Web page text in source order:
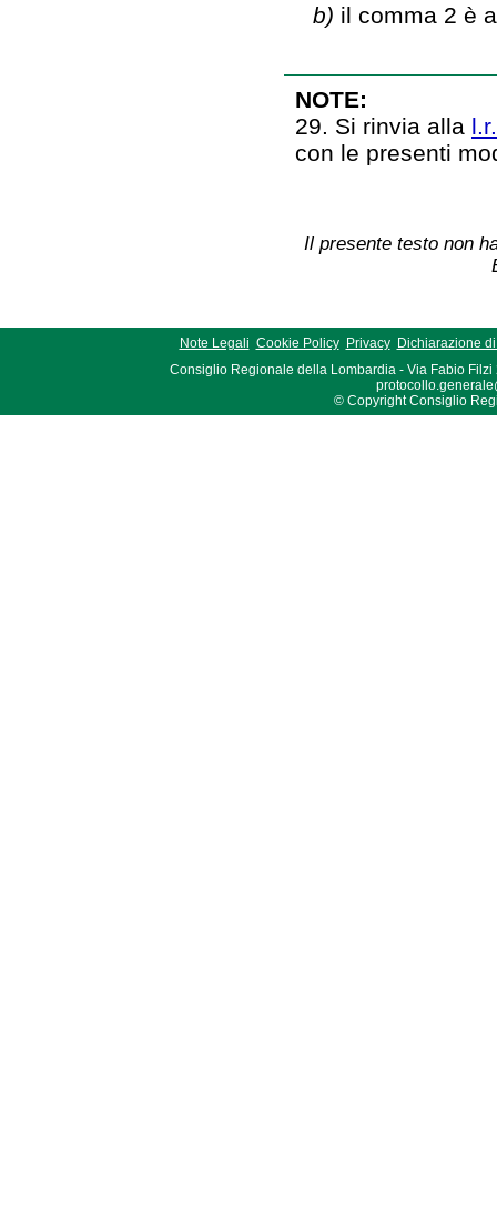
b) il comma 2 è
NOTE:
29. Si rinvia alla
con le presenti
Il presente testo non
Note Legali Cookie Policy Privacy
Dichiarazione
Consiglio Regionale della Lombardia - Via Fabio Filzi
© Copyright Consiglio